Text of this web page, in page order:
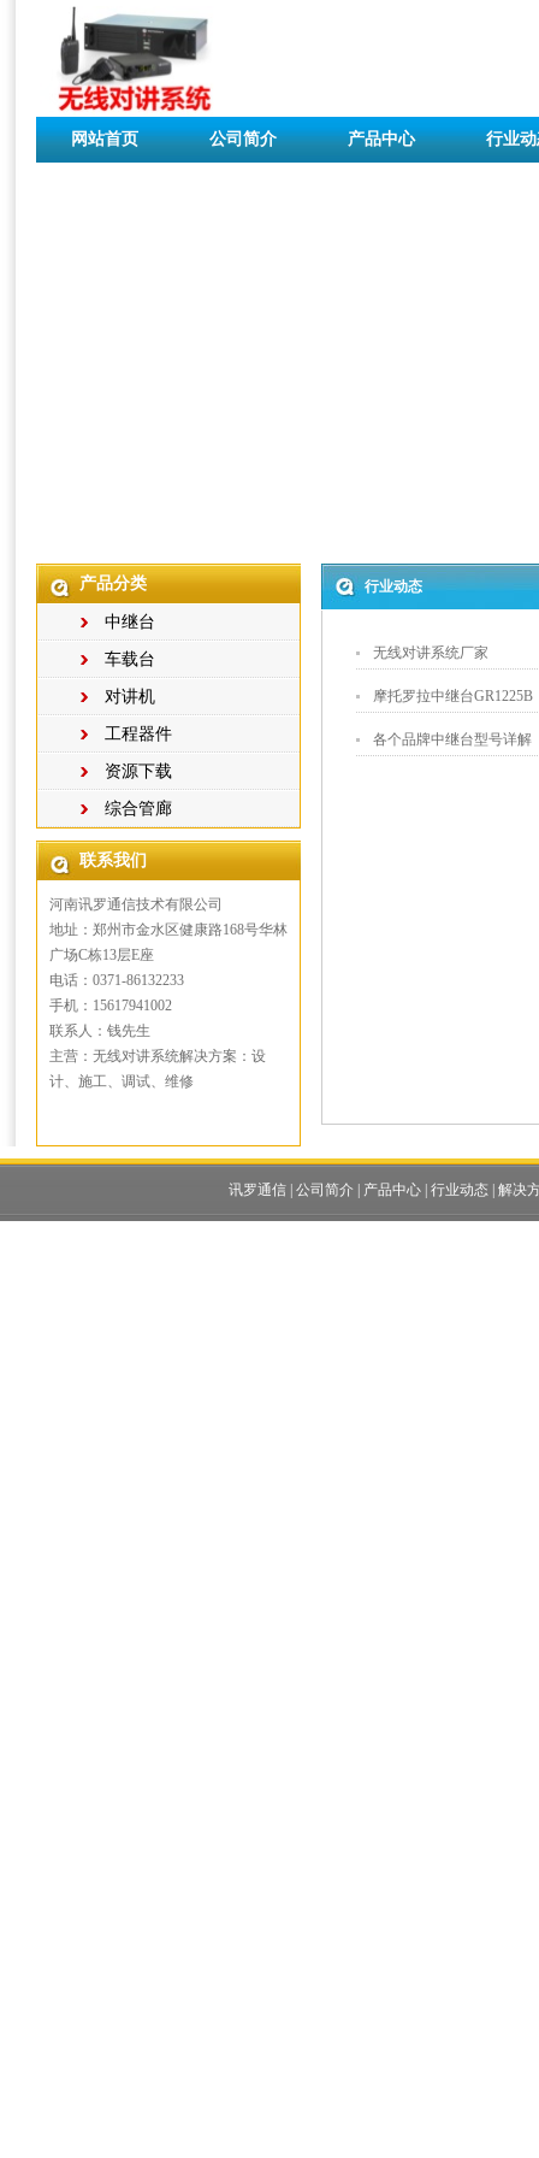
网站首页 公司简介 产品中心 行业
产品分类
中继台
车载台
对讲机
工程器件
资源下载
综合管廊
联系我们
河南讯罗通信技术有限公司
地址：郑州市金水区健康路168号华林
广场C栋13层E座
电话：0371-86132233
手机：15617941002
联系人：钱先生
主营：无线对讲系统解决方案：设
计、施工、调试、维修
行业动态
无线对讲系统厂家
摩托罗拉中继台GR1225B
各个品牌中继台型号详解
讯罗通信| 公司简介| 产品中心| 行业动态| 解决